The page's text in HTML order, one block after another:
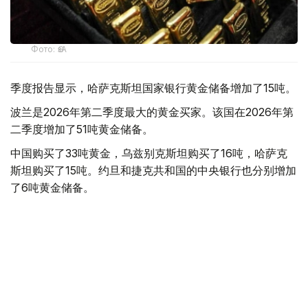
Фото: ӨзА
季度报告显示，哈萨克斯坦国家银行黄金储备增加了15吨。
波兰是2026年第二季度最大的黄金买家。该国在2026年第
二季度增加了51吨黄金储备。
中国购买了33吨黄金，乌兹别克斯坦购买了16吨，哈萨克
斯坦购买了15吨。约旦和捷克共和国的中央银行也分别增加
了6吨黄金储备。